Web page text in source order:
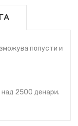
попусти и
2500 денари.